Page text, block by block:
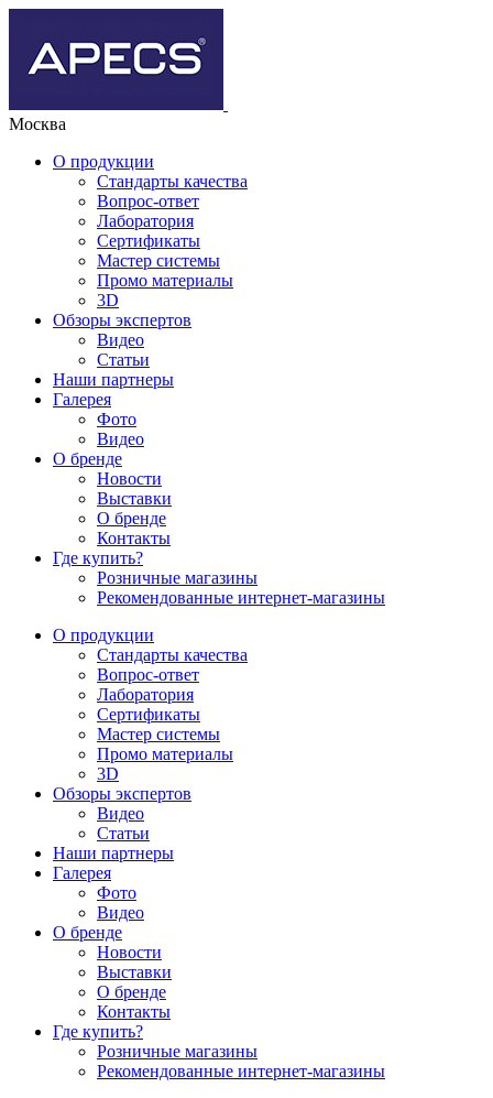
Москва
О продукции
Стандарты качества
Вопрос-ответ
Лаборатория
Сертификаты
Мастер системы
Промо материалы
3D
Обзоры экспертов
Видео
Статьи
Наши партнеры
Галерея
Фото
Видео
О бренде
Новости
Выставки
О бренде
Контакты
Где купить?
Розничные магазины
Рекомендованные интернет-магазины
О продукции
Стандарты качества
Вопрос-ответ
Лаборатория
Сертификаты
Мастер системы
Промо материалы
3D
Обзоры экспертов
Видео
Статьи
Наши партнеры
Галерея
Фото
Видео
О бренде
Новости
Выставки
О бренде
Контакты
Где купить?
Розничные магазины
Рекомендованные интернет-магазины